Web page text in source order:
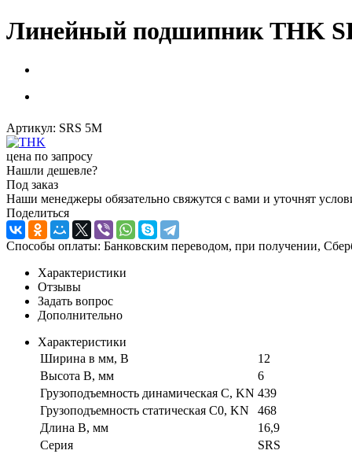
Линейный подшипник THK
Артикул: SRS 5M
цена по запросу
Нашли дешевле?
Под заказ
Наши менеджеры обязательно свяжутся с вами и уточнят
Поделиться
Способы оплаты: Банковским переводом, при получении,
Характеристики
Отзывы
Задать вопрос
Дополнительно
Характеристики
Ширина в мм, B
12
Высота B, мм
6
Грузоподъемность динамическая C, KN 439
Грузоподъемность статическая C0, KN
468
Длина B, мм
16,9
Серия
SRS